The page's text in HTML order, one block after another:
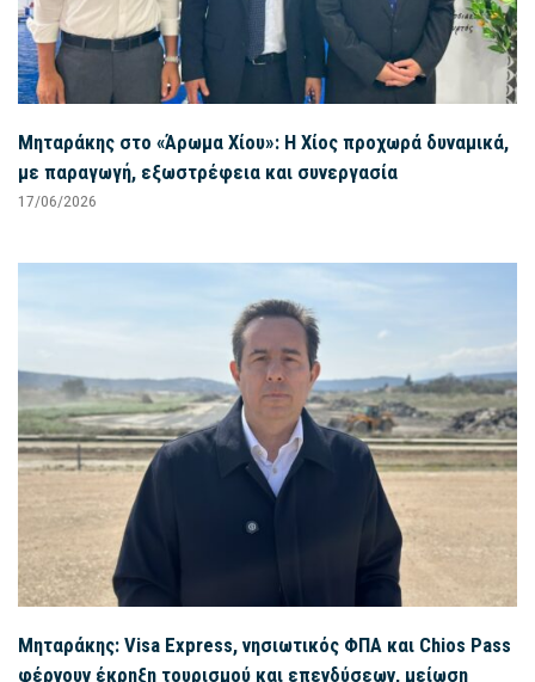
Μηταράκης στο «Άρωμα Χίου»: Η Χίος προχωρά δυναμικά,
με παραγωγή, εξωστρέφεια και συνεργασία
17/06/2026
Μηταράκης: Visa Express, νησιωτικός ΦΠΑ και Chios Pass
φέρνουν έκρηξη τουρισμού και επενδύσεων, μείωση